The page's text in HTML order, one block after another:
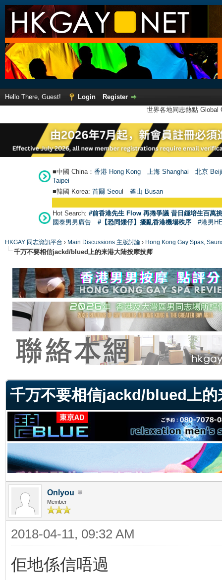
Hello There, Guest! Login
Register
世界各地同志熱點
■中國 China： 香港 Hong Kong 上海 Shanghai
北京
Taipei
■韓國 Korea: 首爾 Seoul 釜山 Busan
Hot Search: #前香港先生 Flow 再捲爭議 昔日鍾培生百萬
國泰男男廣告
#【恐同矮仔】擾亂香港機場秩序 #港男
HKGAY 同志資訊平台 › Main Discussions 主版討論 › Hong Kong Gay Spas,
千万不要相信jackd/blued上的来港大陆按摩技师
千万不要相信jackd/blued上的
Onlyou
Member
2018-04-11, 09:32 AM
佢地係信唔過